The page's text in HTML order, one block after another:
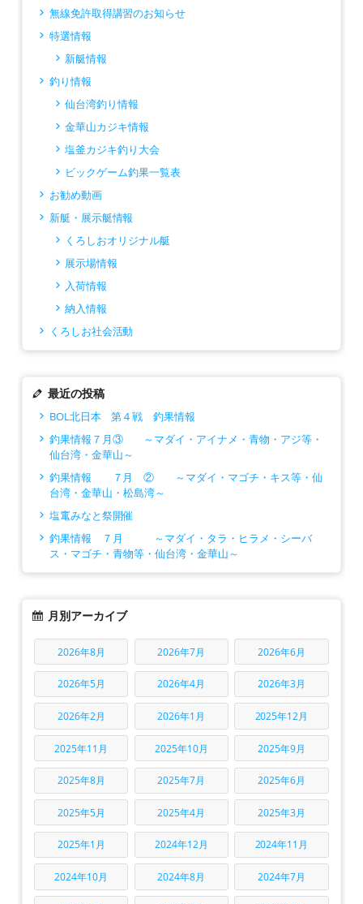
無線免許取得講習のお知らせ
特選情報
新艇情報
釣り情報
仙台湾釣り情報
金華山カジキ情報
塩釜カジキ釣り大会
ビックゲーム釣果一覧表
お勧め動画
新艇・展示艇情報
くろしおオリジナル艇
展示場情報
入荷情報
納入情報
くろしお社会活動
最近の投稿
BOL北日本 第４戦 釣果情報
釣果情報７月③ ～マダイ・アイナメ・青物・アジ等・
仙台湾・金華山～
釣果情報 ７月 ② ～マダイ・マゴチ・キス等・仙
台湾・金華山・松島湾～
塩竃みなと祭開催
釣果情報 ７月 ～マダイ・タラ・ヒラメ・シーバ
ス・マゴチ・青物等・仙台湾・金華山～
月別アーカイブ
2026年8月 2026年7月 2026年6月
2026年5月 2026年4月 2026年3月
2026年2月 2026年1月 2025年12月
2025年11月 2025年10月 2025年9月
2025年8月 2025年7月 2025年6月
2025年5月 2025年4月 2025年3月
2025年1月 2024年12月 2024年11月
2024年10月 2024年8月 2024年7月